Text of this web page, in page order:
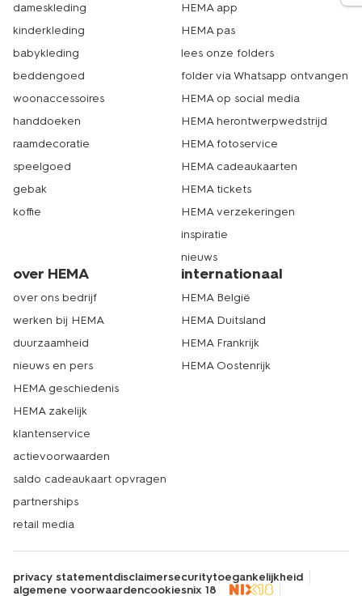
dameskleding
kinderkleding
babykleding
beddengoed
woonaccessoires
handdoeken
raamdecoratie
speelgoed
gebak
koffie
HEMA app
HEMA pas
lees onze folders
folder via Whatsapp ontvangen
HEMA op social media
HEMA herontwerpwedstrijd
HEMA fotoservice
HEMA cadeaukaarten
HEMA tickets
HEMA verzekeringen
inspiratie
nieuws
over HEMA
over ons bedrijf
werken bij HEMA
duurzaamheid
nieuws en pers
HEMA geschiedenis
HEMA zakelijk
klantenservice
actievoorwaarden
saldo cadeaukaart opvragen
partnerships
retail media
internationaal
HEMA België
HEMA Duitsland
HEMA Frankrijk
HEMA Oostenrijk
privacy statementdisclaimersecuritytoegankelijkheid
algemene voorwaardencookiesnix 18